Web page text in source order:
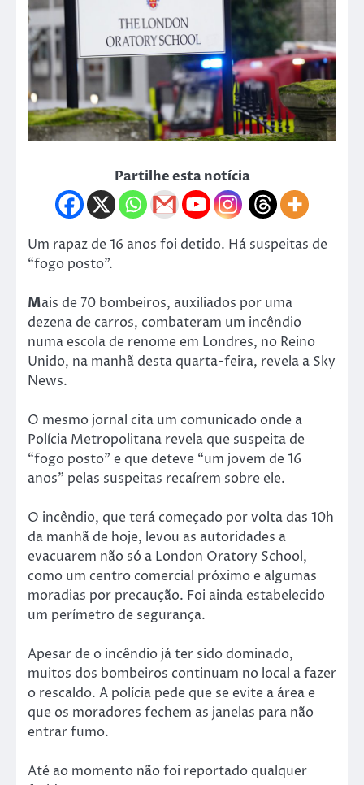
Partilhe esta notícia
Um rapaz de 16 anos foi detido. Há suspeitas de
“fogo posto”.
Mais de 70 bombeiros, auxiliados por uma
dezena de carros, combateram um incêndio
numa escola de renome em Londres, no Reino
Unido, na manhã desta quarta-feira, revela a Sky
News.
O mesmo jornal cita um comunicado onde a
Polícia Metropolitana revela que suspeita de
“fogo posto” e que deteve “um jovem de 16
anos” pelas suspeitas recaírem sobre ele.
O incêndio, que terá começado por volta das 10h
da manhã de hoje, levou as autoridades a
evacuarem não só a London Oratory School,
como um centro comercial próximo e algumas
moradias por precaução. Foi ainda estabelecido
um perímetro de segurança.
Apesar de o incêndio já ter sido dominado,
muitos dos bombeiros continuam no local a fazer
o rescaldo. A polícia pede que se evite a área e
que os moradores fechem as janelas para não
entrar fumo.
Até ao momento não foi reportado qualquer